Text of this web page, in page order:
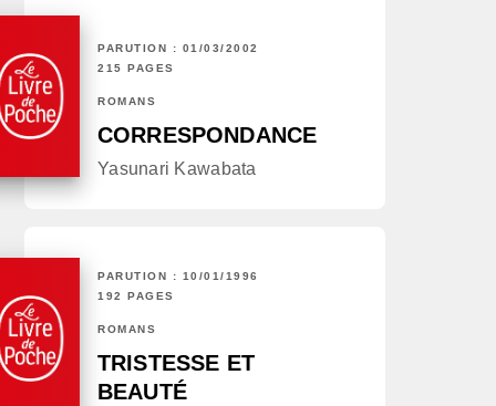
PARUTION : 01/03/2002
215 PAGES
ROMANS
CORRESPONDANCE
Yasunari Kawabata
PARUTION : 10/01/1996
192 PAGES
ROMANS
TRISTESSE ET
BEAUTÉ